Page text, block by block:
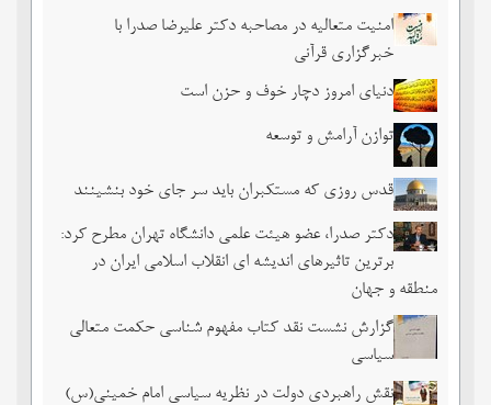
امنیت متعالیه در مصاحبه دکتر علیرضا صدرا با
خبرگزاری قرآنی
دنیای امروز دچار خوف و حزن است
توازن آرامش و توسعه
قدس روزی که مستکبران باید سر جای خود بنشینند
دکتر صدرا، عضو هیئت علمی دانشگاه تهران مطرح کرد:
برترین تاثیرهای اندیشه ای انقلاب اسلامی ایران در
منطقه و جهان
گزارش نشست نقد کتاب مفهوم شناسی حکمت متعالی
سیاسی
نقش راهبردی دولت در نظریه سیاسی امام خمینی(س)